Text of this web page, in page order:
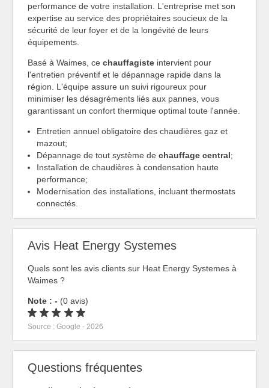
performance de votre installation. L'entreprise met son
expertise au service des propriétaires soucieux de la
sécurité de leur foyer et de la longévité de leurs
équipements.
Basé à Waimes, ce chauffagiste intervient pour
l'entretien préventif et le dépannage rapide dans la
région. L'équipe assure un suivi rigoureux pour
minimiser les désagréments liés aux pannes, vous
garantissant un confort thermique optimal toute l'année.
Entretien annuel obligatoire des chaudières gaz et
mazout;
Dépannage de tout système de chauffage central;
Installation de chaudières à condensation haute
performance;
Modernisation des installations, incluant thermostats
connectés.
Avis Heat Energy Systemes
Quels sont les avis clients sur Heat Energy Systemes à
Waimes ?
Note : - (0 avis)
Source : Google - 2026
Questions fréquentes